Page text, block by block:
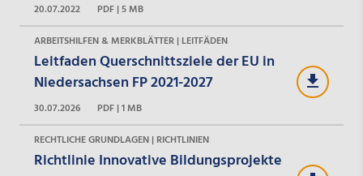
20.07.2022
PDF | 5 MB
ARBEITSHILFEN & MERKBLÄTTER | LEITFÄDEN
Leitfaden Querschnittsziele der EU in
Niedersachsen FP 2021-2027
30.07.2026
PDF | 1 MB
RECHTLICHE GRUNDLAGEN | RICHTLINIEN
Richtlinie Innovative Bildungsprojekte